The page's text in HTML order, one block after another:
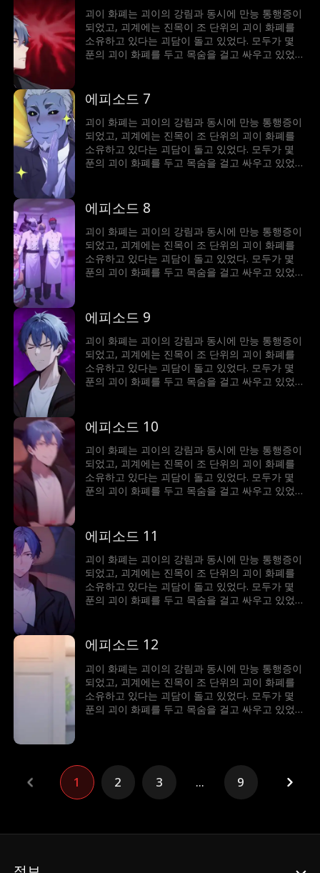
괴이 화폐는 괴이의 강림과 동시에 만능 통행증이
되었고, 괴계에는 진목이 조 단위의 괴이 화폐를
소유하고 있다는 괴담이 돌고 있었다. 모두가 몇
푼의 괴이 화폐를 두고 목숨을 걸고 싸우고 있었지
어 인생의 정점에 올라서게 된다.
에피소드 7
괴이 화폐는 괴이의 강림과 동시에 만능 통행증이
되었고, 괴계에는 진목이 조 단위의 괴이 화폐를
소유하고 있다는 괴담이 돌고 있었다. 모두가 몇
푼의 괴이 화폐를 두고 목숨을 걸고 싸우고 있었지
어 인생의 정점에 올라서게 된다.
에피소드 8
괴이 화폐는 괴이의 강림과 동시에 만능 통행증이
되었고, 괴계에는 진목이 조 단위의 괴이 화폐를
소유하고 있다는 괴담이 돌고 있었다. 모두가 몇
푼의 괴이 화폐를 두고 목숨을 걸고 싸우고 있었지
어 인생의 정점에 올라서게 된다.
에피소드 9
괴이 화폐는 괴이의 강림과 동시에 만능 통행증이
되었고, 괴계에는 진목이 조 단위의 괴이 화폐를
소유하고 있다는 괴담이 돌고 있었다. 모두가 몇
푼의 괴이 화폐를 두고 목숨을 걸고 싸우고 있었지
어 인생의 정점에 올라서게 된다.
에피소드 10
괴이 화폐는 괴이의 강림과 동시에 만능 통행증이
되었고, 괴계에는 진목이 조 단위의 괴이 화폐를
소유하고 있다는 괴담이 돌고 있었다. 모두가 몇
푼의 괴이 화폐를 두고 목숨을 걸고 싸우고 있었지
어 인생의 정점에 올라서게 된다.
에피소드 11
괴이 화폐는 괴이의 강림과 동시에 만능 통행증이
되었고, 괴계에는 진목이 조 단위의 괴이 화폐를
소유하고 있다는 괴담이 돌고 있었다. 모두가 몇
푼의 괴이 화폐를 두고 목숨을 걸고 싸우고 있었지
어 인생의 정점에 올라서게 된다.
에피소드 12
괴이 화폐는 괴이의 강림과 동시에 만능 통행증이
되었고, 괴계에는 진목이 조 단위의 괴이 화폐를
소유하고 있다는 괴담이 돌고 있었다. 모두가 몇
푼의 괴이 화폐를 두고 목숨을 걸고 싸우고 있었지
1 2 3 ... 9